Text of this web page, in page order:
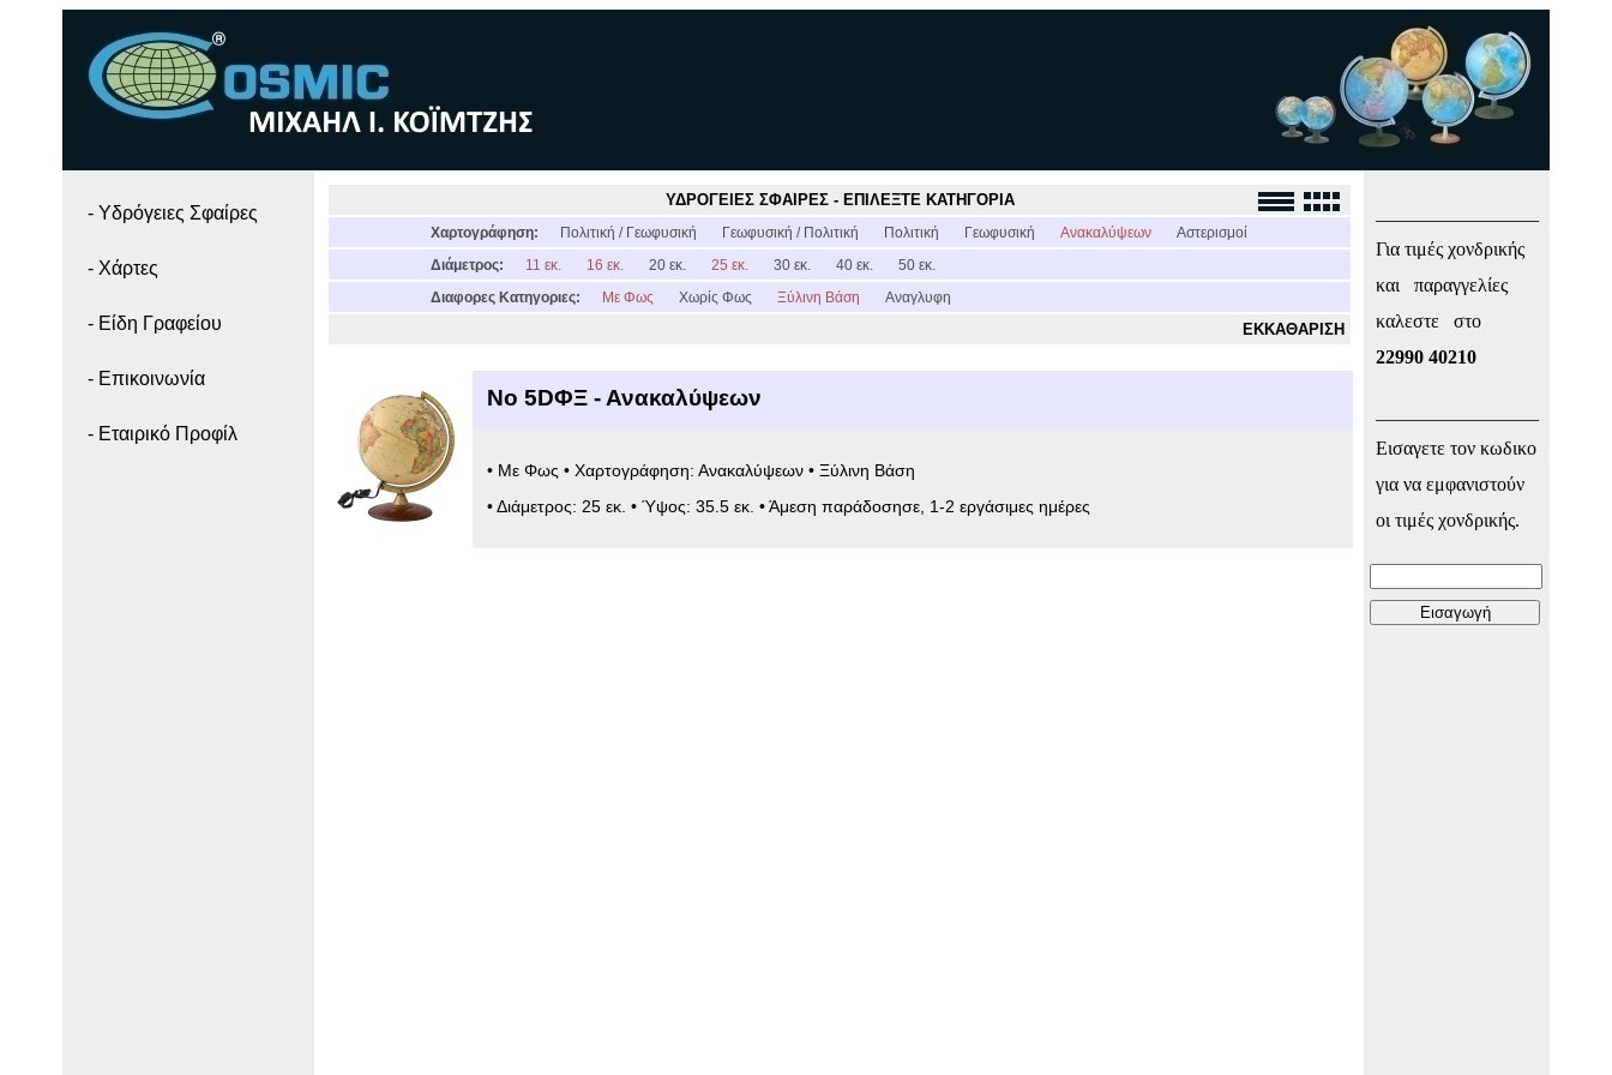
- Yδρόγειες Σφαίρες
- Χάρτες
- Είδη Γραφείου
- Επικοινωνία
- Εταιρικό Προφίλ
ΥΔΡΟΓΕΙΕΣ ΣΦΑΙΡΕΣ - ΕΠΙΛΕΞΤΕ ΚΑΤΗΓΟΡΙΑ
Χαρτογράφηση: Πολιτική / Γεωφυσική Γεωφυσική / Πολιτική Πολιτική Γεωφυσική Ανακαλύψεων
Αστερισμοί
Διάμετρος:
11 εκ. 16 εκ. 20 εκ. 25 εκ. 30 εκ. 40 εκ.
50 εκ.
Διαφορες Κατηγοριες:
Με Φως Χωρίς Φως Ξύλινη Βάση Αναγλυφη
ΕΚΚΑΘΑΡΙΣΗ
Νο 5DΦΞ - Ανακαλύψεων
• Με Φως • Χαρτογράφηση: Ανακαλύψεων • Ξύλινη Βάση
• Διάμετρος: 25 εκ. • Ύψος: 35.5 εκ. • Άμεση παράδοσησε, 1-2 εργάσιμες ημέρες
Για τιμές χονδρικής
και παραγγελίες
καλεστε στο
22990 40210
Εισαγετε τον κωδικο
για να εμφανιστούν
οι τιμές χονδρικής.